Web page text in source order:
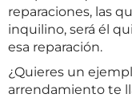
reparaciones, las
inquilino, será él
esa reparación.
¿Quieres un
arrendamiento te